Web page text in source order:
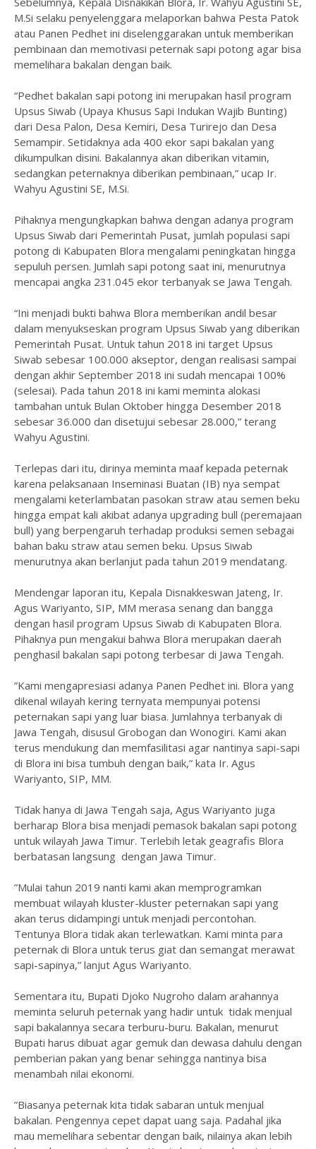
M.Si selaku penyelenggara melaporkan bahwa Pesta Patok
atau Panen Pedhet ini diselenggarakan untuk memberikan
pembinaan dan memotivasi peternak sapi potong agar bisa
memelihara bakalan dengan baik.
“Pedhet bakalan sapi potong ini merupakan hasil program
Upsus Siwab (Upaya Khusus Sapi Indukan Wajib Bunting)
dari Desa Palon, Desa Kemiri, Desa Turirejo dan Desa
Semampir. Setidaknya ada 400 ekor sapi bakalan yang
dikumpulkan disini. Bakalannya akan diberikan vitamin,
sedangkan peternaknya diberikan pembinaan,” ucap Ir.
Wahyu Agustini SE, M.Si.
Pihaknya mengungkapkan bahwa dengan adanya program
Upsus Siwab dari Pemerintah Pusat, jumlah populasi sapi
potong di Kabupaten Blora mengalami peningkatan hingga
sepuluh persen. Jumlah sapi potong saat ini, menurutnya
mencapai angka 231.045 ekor terbanyak se Jawa Tengah.
“Ini menjadi bukti bahwa Blora memberikan andil besar
dalam menyukseskan program Upsus Siwab yang diberikan
Pemerintah Pusat. Untuk tahun 2018 ini target Upsus
Siwab sebesar 100.000 akseptor, dengan realisasi sampai
dengan akhir September 2018 ini sudah mencapai 100%
(selesai). Pada tahun 2018 ini kami meminta alokasi
tambahan untuk Bulan Oktober hingga Desember 2018
sebesar 36.000 dan disetujui sebesar 28.000,” terang
Wahyu Agustini.
Terlepas dari itu, dirinya meminta maaf kepada peternak
karena pelaksanaan Inseminasi Buatan (IB) nya sempat
mengalami keterlambatan pasokan straw atau semen beku
hingga empat kali akibat adanya upgrading bull (peremajaan
bull) yang berpengaruh terhadap produksi semen sebagai
bahan baku straw atau semen beku. Upsus Siwab
menurutnya akan berlanjut pada tahun 2019 mendatang.
Mendengar laporan itu, Kepala Disnakkeswan Jateng, Ir.
Agus Wariyanto, SIP, MM merasa senang dan bangga
dengan hasil program Upsus Siwab di Kabupaten Blora.
Pihaknya pun mengakui bahwa Blora merupakan daerah
penghasil bakalan sapi potong terbesar di Jawa Tengah.
”Kami mengapresiasi adanya Panen Pedhet ini. Blora yang
dikenal wilayah kering ternyata mempunyai potensi
peternakan sapi yang luar biasa. Jumlahnya terbanyak di
Jawa Tengah, disusul Grobogan dan Wonogiri. Kami akan
terus mendukung dan memfasilitasi agar nantinya sapi-sapi
di Blora ini bisa tumbuh dengan baik,” kata Ir. Agus
Wariyanto, SIP, MM.
Tidak hanya di Jawa Tengah saja, Agus Wariyanto juga
berharap Blora bisa menjadi pemasok bakalan sapi potong
untuk wilayah Jawa Timur. Terlebih letak geagrafis Blora
berbatasan langsung dengan Jawa Timur.
”Mulai tahun 2019 nanti kami akan memprogramkan
membuat wilayah kluster-kluster peternakan sapi yang
akan terus didampingi untuk menjadi percontohan.
Tentunya Blora tidak akan terlewatkan. Kami minta para
peternak di Blora untuk terus giat dan semangat merawat
sapi-sapinya,” lanjut Agus Wariyanto.
Sementara itu, Bupati Djoko Nugroho dalam arahannya
meminta seluruh peternak yang hadir untuk tidak menjual
sapi bakalannya secara terburu-buru. Bakalan, menurut
Bupati harus dibuat agar gemuk dan dewasa dahulu dengan
pemberian pakan yang benar sehingga nantinya bisa
menambah nilai ekonomi.
”Biasanya peternak kita tidak sabaran untuk menjual
bakalan. Pengennya cepet dapat uang saja. Padahal jika
mau memelihara sebentar dengan baik, nilainya akan lebih